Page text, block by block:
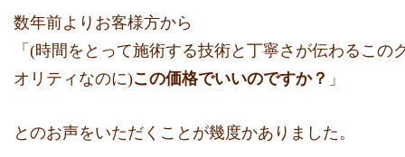
⁡数年前よりお客様方から
「(時間をとって施術する技術と丁寧さが伝わるこの
オリティなのに)この価格でいいのですか？ 」
とのお声をいただくことが幾度かありました。